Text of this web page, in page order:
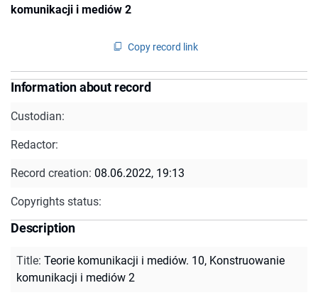
komunikacji i mediów 2
Copy record link
Information about record
Custodian:
Redactor:
Record creation: 08.06.2022, 19:13
Copyrights status:
Description
Title: Teorie komunikacji i mediów. 10, Konstruowanie
komunikacji i mediów 2